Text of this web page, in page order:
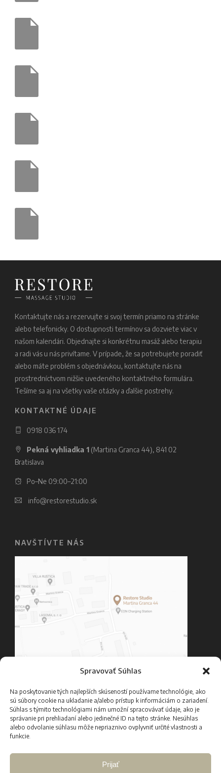
Spravovať Súhlas
Na poskytovanie tých najlepších skúseností používame technológie, ako
sú súbory cookie na ukladanie a/alebo prístup k informáciám o zariadení.
Súhlas s týmito technológiami nám umožní spracovávať údaje, ako je
správanie pri prehliadaní alebo jedinečné ID na tejto stránke. Nesúhlas
alebo odvolanie súhlasu môže nepriaznivo ovplyvniť určité vlastnosti a
funkcie.
Prijať
Kontaktujte nás a rezervujte si svoj termín priamo na stránke
alebo telefonicky. O dostupnosti termínov sa dozviete viac v
našom kalendári. Objednajte si konkrétnu masáž alebo terapiu
a radi vás u nás privítame. V prípade, že sa potrebujete poradiť
alebo máte problém s objednávkou, kontaktujte nás na
prostredníctvom nižšie uvedeného kontaktného formulára.
Tešíme sa aj na všetky vaše otázky a ďalšie postrehy.
KONTAKTNÉ ÚDAJE
0918 036 174
Pekná vyhliadka 1 (Martina Granca 44), 841 02
Bratislava
Po–Ne 09:00–21:00
info@restorestudio.sk
NAVŠTÍVTE NÁS
Cenník
Časté otázky
Spracovanie osobných údajov
Impressum